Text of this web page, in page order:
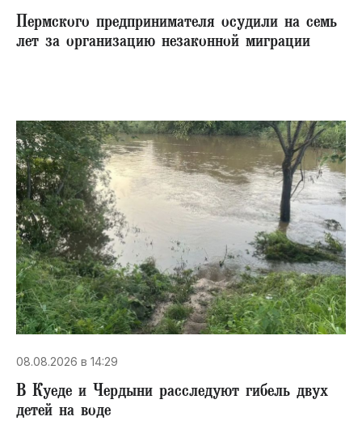
Пермского предпринимателя осудили на семь
лет за организацию незаконной миграции
08.08.2026 в 14:29
В Куеде и Чердыни расследуют гибель двух
детей на воде